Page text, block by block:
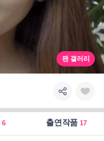
팬 갤러리
6 출연작품 17